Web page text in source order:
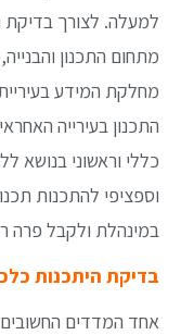
למעלה. לצורך בדיקת
מתחום התכנון
מחלקת המידע
התכנון בעירייה
כללי וראשוני
וספציפי להתכנות
במינהלת ולקבל פרה
בדיקת היתכנות
אחד המדדים החשובים